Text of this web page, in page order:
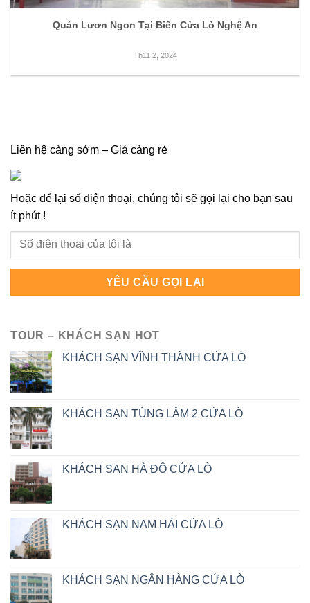
Quán Lươn Ngon Tại Biển Cửa Lò Nghệ An
Th11 2, 2024
Liên hệ càng sớm – Giá càng rẻ
Hoặc để lại số điện thoại, chúng tôi sẽ gọi lại cho bạn sau
ít phút !
TOUR – KHÁCH SẠN HOT
KHÁCH SẠN VĨNH THÀNH CỬA LÒ
KHÁCH SẠN TÙNG LÂM 2 CỬA LÒ
KHÁCH SẠN HÀ ĐÔ CỬA LÒ
KHÁCH SẠN NAM HẢI CỬA LÒ
KHÁCH SẠN NGÂN HÀNG CỬA LÒ